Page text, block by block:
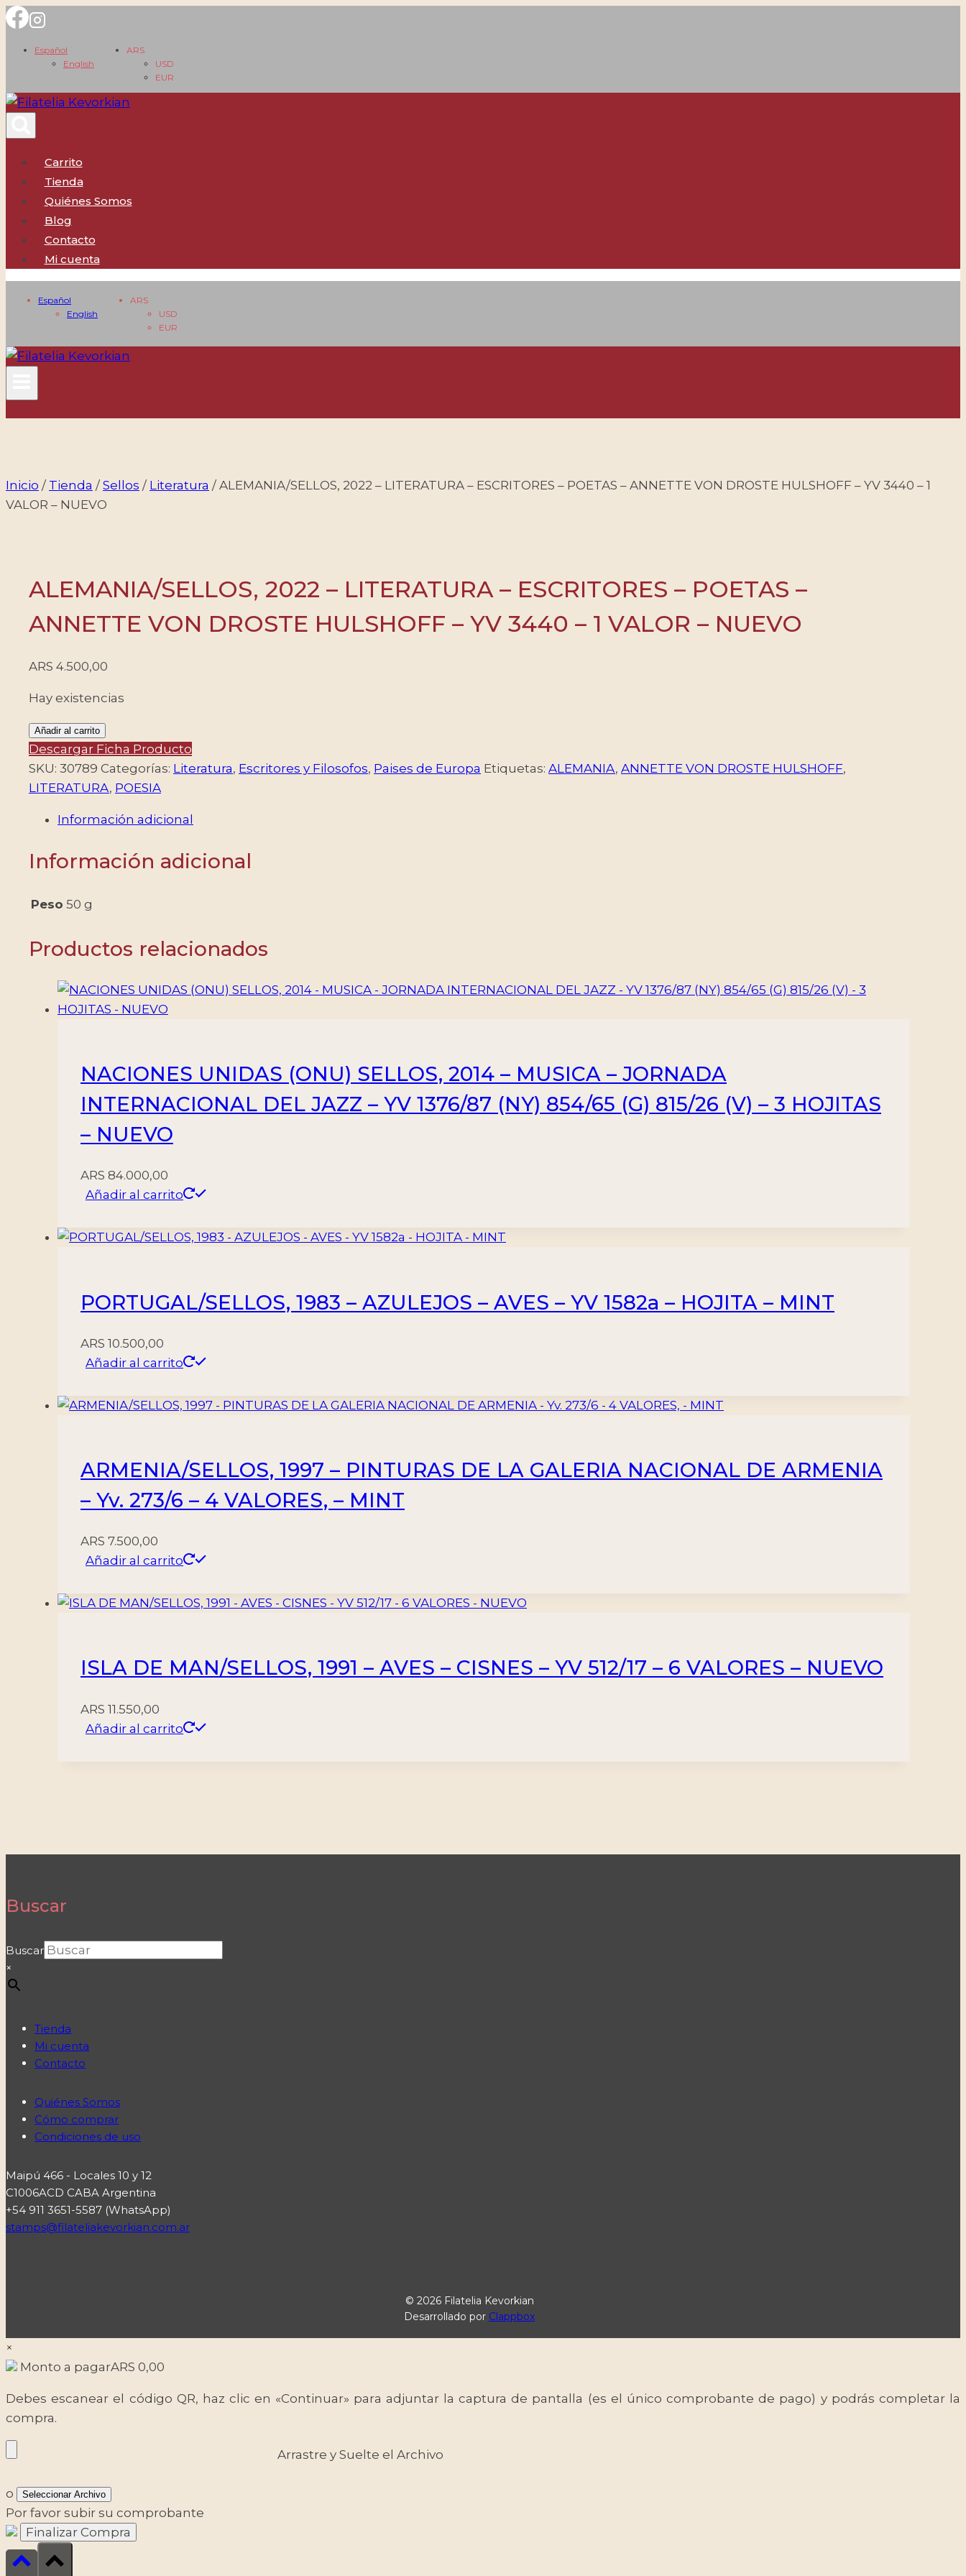
Saltar
contenido
Español
English
ARS
USD
EUR
Carrito
Tienda
Quiénes Somos
Blog
Contacto
Mi cuenta
Español
English
ARS
USD
EUR
Inicio / Tienda / Sellos / Literatura / ALEMANIA/SELLOS, 2022 – LITERATURA – ESCRITORES – POETAS – ANNETTE VON DROSTE HULSHOFF – YV 3440 – 1
VALOR – NUEVO
ALEMANIA/SELLOS, 2022 – LITERATURA – ESCRITORES – POETAS –
ANNETTE VON DROSTE HULSHOFF – YV 3440 – 1 VALOR – NUEVO
ARS 4.500,00
Hay existencias
ALEMANIA/SELLOS,
2022
-
LITERATURA
ESCRITORES
POETAS
ANNETTE
DROSTE
3440
cantidad
Añadir al carrito
Descargar Ficha Producto
SKU: 30789 Categorías: Literatura, Escritores y Filosofos, Paises de Europa Etiquetas: ALEMANIA, ANNETTE VON DROSTE HULSHOFF,
LITERATURA, POESIA
Información adicional
Información adicional
Peso 50 g
Productos relacionados
NACIONES UNIDAS (ONU) SELLOS, 2014 – MUSICA – JORNADA
INTERNACIONAL DEL JAZZ – YV 1376/87 (NY) 854/65 (G) 815/26 (V) – 3 HOJITAS
– NUEVO
ARS 84.000,00
Añadir al carrito
PORTUGAL/SELLOS, 1983 – AZULEJOS – AVES – YV 1582a – HOJITA – MINT
ARS 10.500,00
Añadir al carrito
ARMENIA/SELLOS, 1997 – PINTURAS DE LA GALERIA NACIONAL DE ARMENIA
– Yv. 273/6 – 4 VALORES, – MINT
ARS 7.500,00
Añadir al carrito
ISLA DE MAN/SELLOS, 1991 – AVES – CISNES – YV 512/17 – 6 VALORES – NUEVO
ARS 11.550,00
Añadir al carrito
Buscar
Buscar
×
Tienda
Mi cuenta
Contacto
Quiénes Somos
Cómo comprar
Condiciones de uso
Maipú 466 - Locales 10 y 12
C1006ACD CABA Argentina
+54 911 3651-5587 (WhatsApp)
stamps@filateliakevorkian.com.ar
© 2026 Filatelia Kevorkian
Desarrollado por Clappbox
×
Monto a pagarARS 0,00
Debes escanear el código QR, haz clic en «Continuar» para adjuntar la captura de pantalla (es el único comprobante de pago) y podrás completar la
compra.
Arrastre y Suelte el Archivo
o Seleccionar Archivo
Por favor subir su comprobante